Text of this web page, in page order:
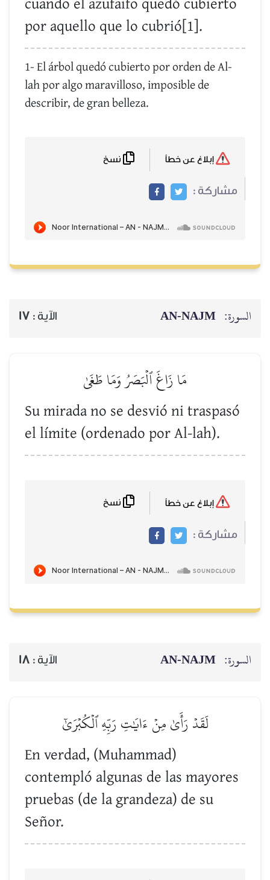
cuando el azufaifo quedó cubierto
por aquello que lo cubrió[1].
1- El árbol quedó cubierto por orden de Al-
lah por algo maravilloso, imposible de
describir, de gran belleza.
مشاركة :
السورة: AN-NAJM الآية : 17
مَا زَاغَ ٱلۡبَصَرُ وَمَا طَغَىٰ
Su mirada no se desvió ni traspasó
el límite (ordenado por Al-lah).
مشاركة :
السورة: AN-NAJM الآية : 18
لَقَدۡ رَأَىٰ مِنۡ ءَايَٰتِ رَبِّهِ ٱلۡكُبۡرَىٰٓ
En verdad, (Muhammad)
contempló algunas de las mayores
pruebas (de la grandeza) de su
Señor.